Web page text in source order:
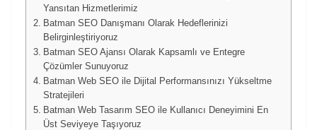
Yansıtan Hizmetlerimiz
Batman SEO Danışmanı Olarak Hedeflerinizi
Belirginleştiriyoruz
Batman SEO Ajansı Olarak Kapsamlı ve Entegre
Çözümler Sunuyoruz
Batman Web SEO ile Dijital Performansınızı Yükseltme
Stratejileri
Batman Web Tasarım SEO ile Kullanıcı Deneyimini En
Üst Seviyeye Taşıyoruz